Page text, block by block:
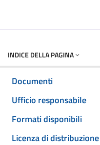
INDICE DELLA PAGINA
Documenti
Ufficio responsabile
Formati disponibili
Licenza di distribuzione